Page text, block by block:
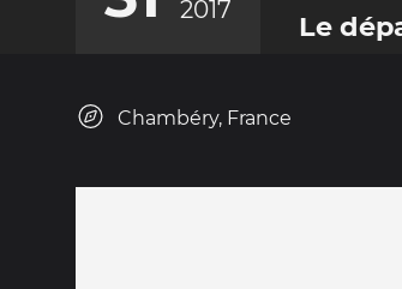
2017 Le
Chambéry, France